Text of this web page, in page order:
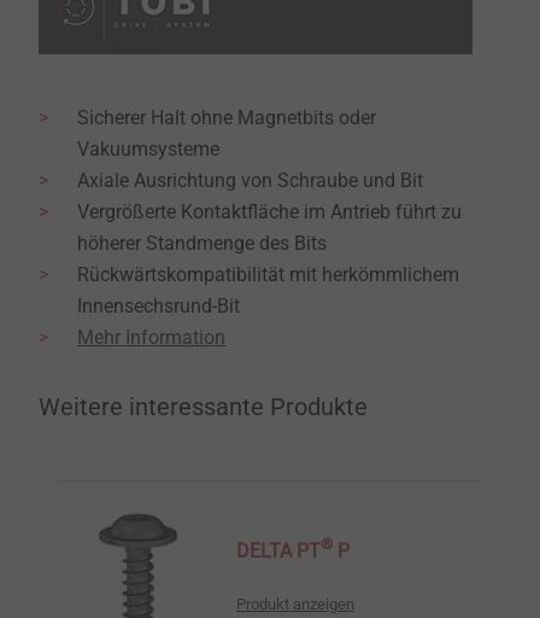
Sicherer Halt ohne Magnetbits oder
Vakuumsysteme
Axiale Ausrichtung von Schraube und Bit
Vergrößerte Kontaktfläche im Antrieb führt zu
höherer Standmenge des Bits
Rückwärtskompatibilität mit herkömmlichem
Innensechsrund-Bit
Mehr Information
Weitere interessante Produkte
DELTA PT®P
Produkt anzeigen